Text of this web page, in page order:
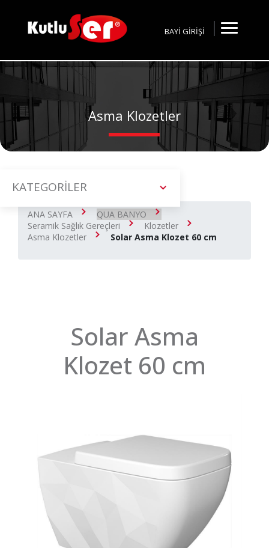
BAYİ GİRİŞİ
Asma Klozetler
KATEGORİLER
ANA SAYFA
QUA BANYO
Seramik Sağlık Gereçleri
Klozetler
Asma Klozetler
Solar Asma Klozet 60 cm
Solar Asma
Klozet 60 cm